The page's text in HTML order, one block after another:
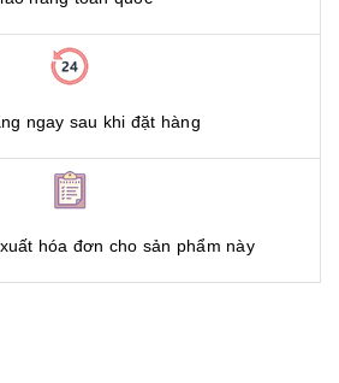
ngay sau khi đặt hàng
hóa đơn cho sản phẩm này